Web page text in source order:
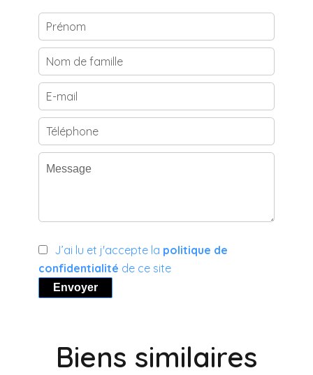
J’ai lu et j'accepte la politique de
confidentialité de ce site
Envoyer
Biens similaires